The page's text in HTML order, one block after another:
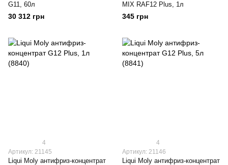
G11, 60л
30 312 грн
MIX RAF12 Plus, 1л
345 грн
4
Артикул: 21145
Liqui Moly антифриз-концентрат
4
Артикул: 21146
Liqui Moly антифриз-концентрат